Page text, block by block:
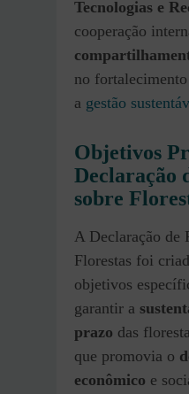
Tecnologias e
cooperação
no fortalecimento
a gestão
Objetivos
Declaração
sobre
A Declaração de
Florestas foi
objetivos
garantir a
prazo das
que promovia o
econômico e